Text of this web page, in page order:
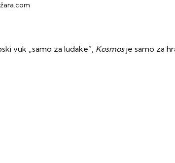
vuk „samo za ludake“, Kosmosje samo za